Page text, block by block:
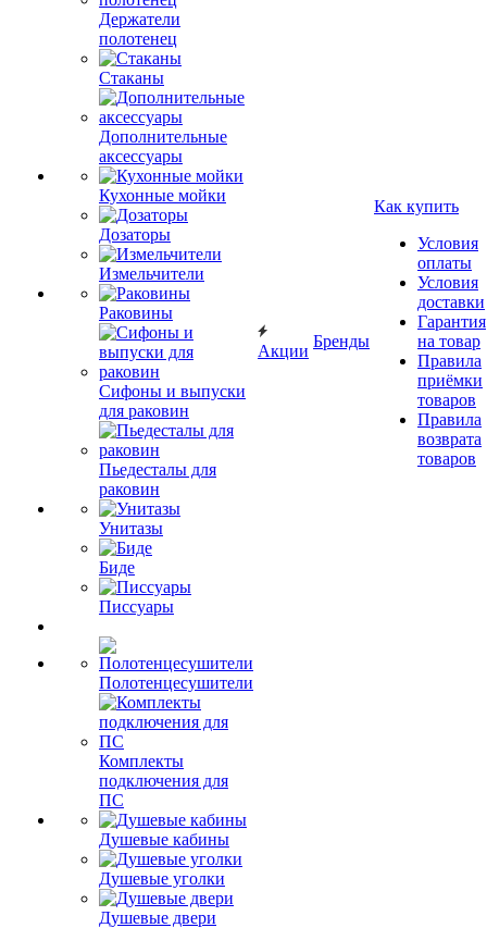
Держатели
полотенец
Стаканы
Дополнительные
аксессуары
Кухонные мойки
Дозаторы
Измельчители
Раковины
Сифоны и выпуски
для раковин
Пьедесталы для
раковин
Унитазы
Биде
Писсуары
Полотенцесушители
Комплекты
подключения для
ПС
Душевые кабины
Душевые уголки
Душевые двери
Акции
Бренды
Как купить
Условия
оплаты
Условия
доставки
Гарантия
на товар
Правила
приёмки
товаров
Правила
возврата
товаров